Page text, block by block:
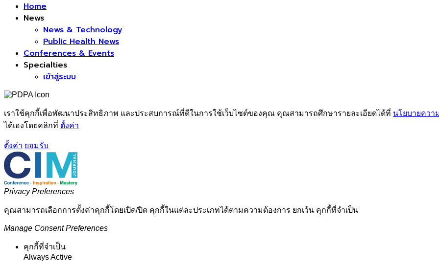
Home
News
News & Technology
Public Health News
Conferences & Events
Specialties
เข้าสู่ระบบ
เราใช้คุกกี้เพื่อพัฒนาประสิทธิภาพ และประสบการณ์ที่ดีในการใช้เว็บไซต์ของคุณ คุณสามารถศึกษารายละเอียดได้ที่ นโยบายควา
ได้เองโดยคลิกที่ ตั้งค่า
ตั้งค่า ยอมรับ
Privacy Preferences
คุณสามารถเลือกการตั้งค่าคุกกี้โดยเปิด/ปิด คุกกี้ในแต่ละประเภทได้ตามความต้องการ ยกเว้น คุกกี้ที่จำเป็น
Manage Consent Preferences
คุกกี้ที่จำเป็น
Always Active